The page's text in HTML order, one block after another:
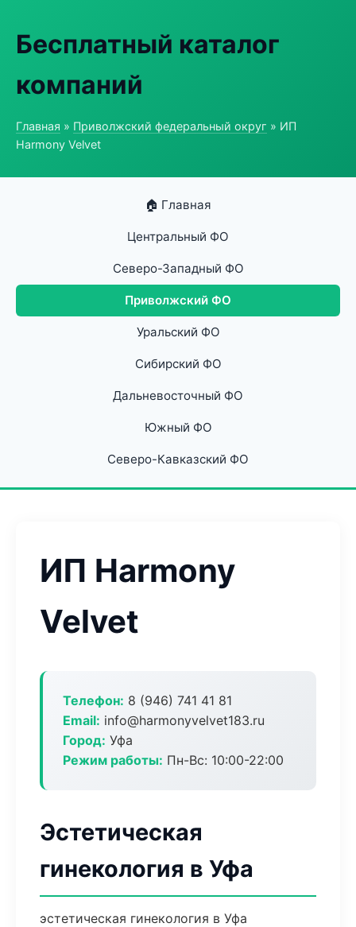
Бесплатный каталог
компаний
Главная » Приволжский федеральный округ » ИП
Harmony Velvet
🏠 Главная
Центральный ФО
Северо-Западный ФО
Приволжский ФО
Уральский ФО
Сибирский ФО
Дальневосточный ФО
Южный ФО
Северо-Кавказский ФО
ИП Harmony
Velvet
Телефон: 8 (946) 741 41 81
Email: info@harmonyvelvet183.ru
Город: Уфа
Режим работы: Пн-Вс: 10:00-22:00
Эстетическая
гинекология в Уфа
эстетическая гинекология в Уфа